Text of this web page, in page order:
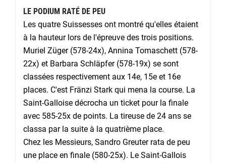
LE PODIUM RATÉ DE PEU
Les quatre Suissesses ont montré qu'elles étaient
à la hauteur lors de l'épreuve des trois positions.
Muriel Züger (578-24x), Annina Tomaschett (578-
22x) et Barbara Schläpfer (578-19x) se sont
classées respectivement aux 14e, 15e et 16e
places. C'est Fränzi Stark qui mena la course. La
Saint-Galloise décrocha un ticket pour la finale
avec 585-25x de points. La tireuse de 24 ans se
classa par la suite à la quatrième place.
Chez les Messieurs, Sandro Greuter rata de peu
une place en finale (580-25x). Le Saint-Gallois